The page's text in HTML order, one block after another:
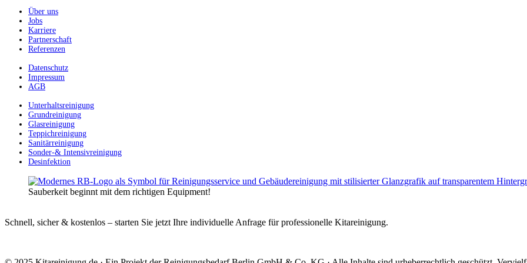
Über uns
Jobs
Karriere
Partnerschaft
Referenzen
Datenschutz
Impressum
AGB
Unterhaltsreinigung
Grundreinigung
Glasreinigung
Teppichreinigung
Sanitärreinigung
Sonder-& Intensivreinigung
Desinfektion
Sauberkeit beginnt mit dem richtigen Equipment!
Schnell, sicher & kostenlos – starten Sie jetzt Ihre individuelle Anfrage für professionelle Kitareinigung.